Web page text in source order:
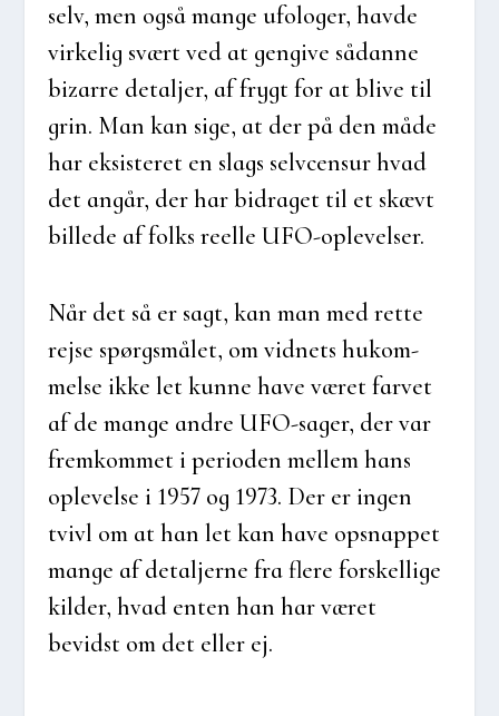
selv, men også man­ge ufo­lo­ger, hav­de
vir­ke­lig svært ved at gen­gi­ve sådan­ne
bizar­re detal­jer, af frygt for at bli­ve til
grin. Man kan sige, at der på den måde
har eksi­ste­ret en slags selv­cen­sur hvad
det angår, der har bidra­get til et skævt
bil­le­de af folks reel­le UFO-ople­vel­ser.
Når det så er sagt, kan man med ret­te
rej­se spørgs­må­let, om vid­nets hukom­
mel­se ikke let kun­ne have været far­vet
af de man­ge andre UFO-sager, der var
frem­kom­met i peri­o­den mel­lem hans
ople­vel­se i 1957 og 1973. Der er ingen
tvivl om at han let kan have ops­nap­pet
man­ge af detal­jer­ne fra fle­re for­skel­li­ge
kil­der, hvad enten han har været
bevidst om det eller ej.